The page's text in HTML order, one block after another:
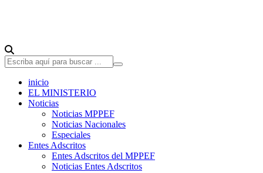
inicio
EL MINISTERIO
Noticias
Noticias MPPEF
Noticias Nacionales
Especiales
Entes Adscritos
Entes Adscritos del MPPEF
Noticias Entes Adscritos